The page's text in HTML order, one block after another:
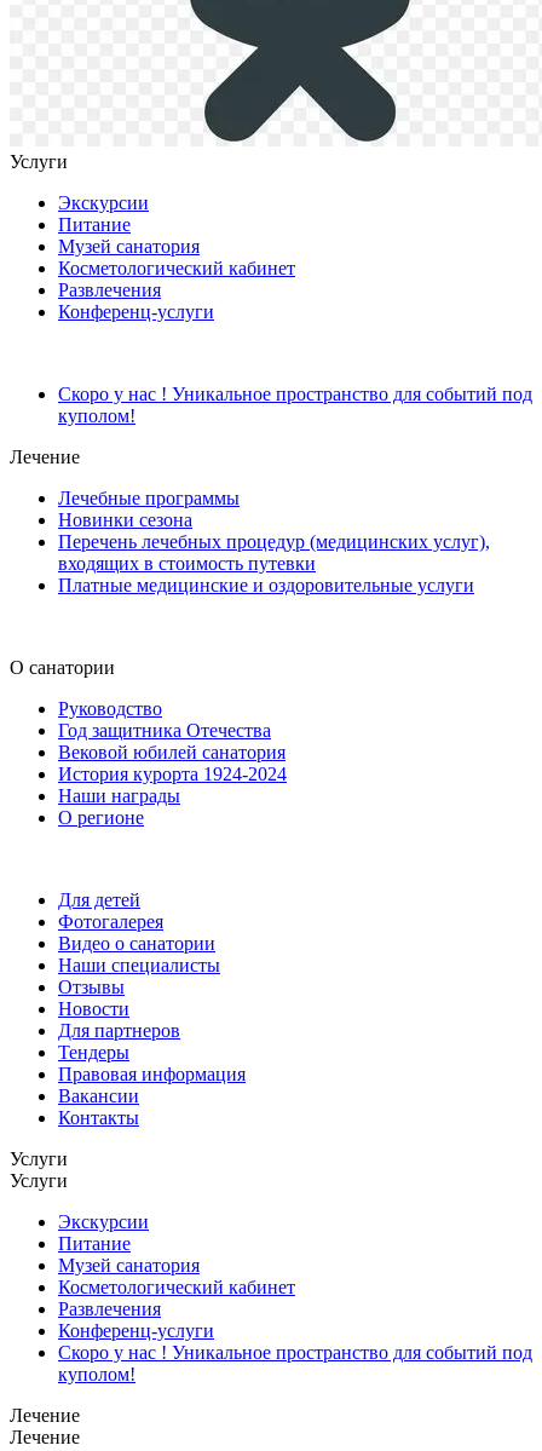
Услуги
Экскурсии
Питание
Музей санатория
Косметологический кабинет
Развлечения
Конференц-услуги
Скоро у нас ! Уникальное пространство для событий под
куполом!
Лечение
Лечебные программы
Новинки сезона
Перечень лечебных процедур (медицинских услуг),
входящих в стоимость путевки
Платные медицинские и оздоровительные услуги
О санатории
Руководство
Год защитника Отечества
Вековой юбилей санатория
История курорта 1924-2024
Наши награды
О регионе
Для детей
Фотогалерея
Видео о санатории
Наши специалисты
Отзывы
Новости
Для партнеров
Тендеры
Правовая информация
Вакансии
Контакты
Услуги
Услуги
Экскурсии
Питание
Музей санатория
Косметологический кабинет
Развлечения
Конференц-услуги
Скоро у нас ! Уникальное пространство для событий под
куполом!
Лечение
Лечение